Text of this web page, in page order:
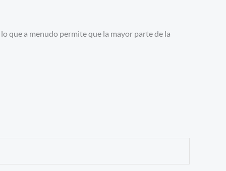
que a menudo permite que la mayor parte de la